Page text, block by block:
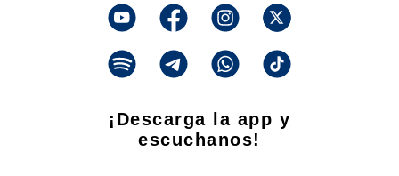
¡Descarga la app y
escuchanos!